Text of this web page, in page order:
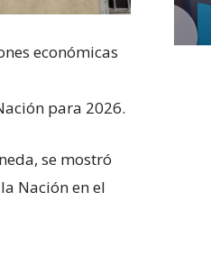
económicas
para 2026.
se mostró
Nación en el